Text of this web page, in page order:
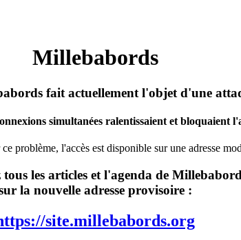
Millebabords
fait actuellement l'objet d'une
simultanées ralentissaient et bloquaient
problème, l'accès est disponible sur une adresse
tous les articles et l'agenda de
la nouvelle adresse provisoire :
site.millebabords.org